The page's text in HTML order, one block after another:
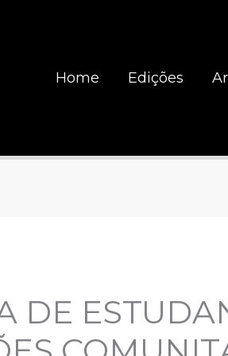
Home Edições
DE